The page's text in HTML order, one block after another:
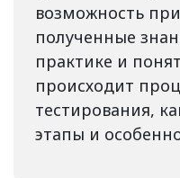
возможность
полученные
практике и
происходит
тестирования,
этапы и